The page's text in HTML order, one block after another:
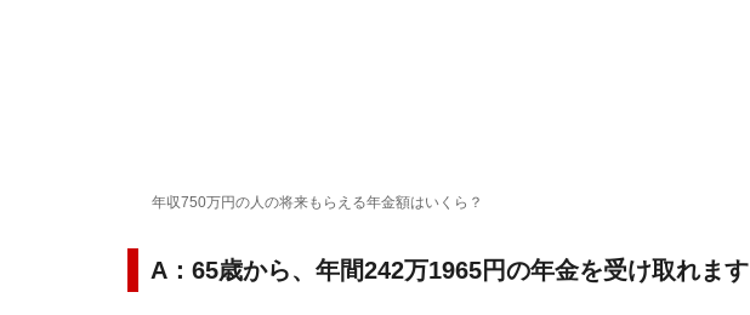
年収750万円の人の将来もらえる年金額はいくら？
A：65歳から、年間242万1965円の年金を受け取れます